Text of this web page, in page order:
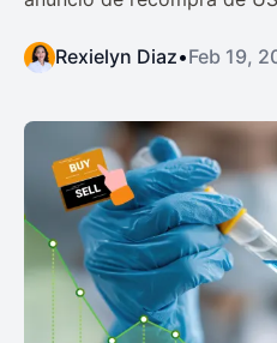
Rexielyn Diaz•Feb 19,